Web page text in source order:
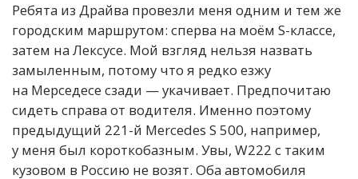
Ребята из Драйва провезли меня одним и тем же
городским маршрутом: сперва на моём S-классе,
затем на Лексусе. Мой взгляд нельзя назвать
замыленным, потому что я редко езжу
на Мерседесе сзади — укачивает. Предпочитаю
сидеть справа от водителя. Именно поэтому
предыдущий 221-й Mercedes S 500, например,
у меня был короткобазным. Увы, W222 с таким
кузовом в Россию не возят. Оба автомобиля